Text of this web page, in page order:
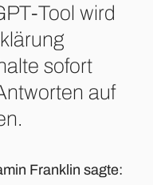
Tool wird
sofort
auf
Franklin sagte: